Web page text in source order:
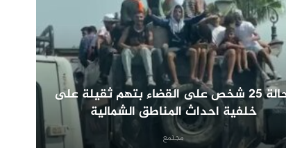
احالة 25 شخص على القضاء بتهم ثقيلة على
خلفية احداث المناطق الشمالية
مجتمع